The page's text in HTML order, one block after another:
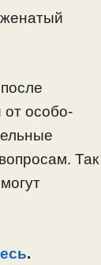
от особо-
Так
.